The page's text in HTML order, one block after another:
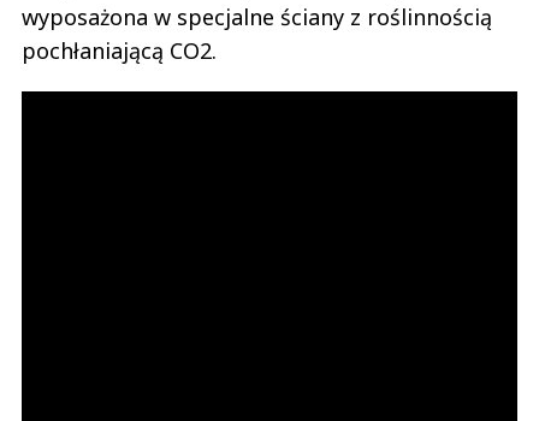
wyposażona w specjalne ściany z roślinnością
pochłaniającą CO2.